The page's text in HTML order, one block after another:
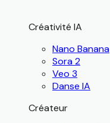
Créativité IA
Nano Banana
Sora 2
Veo 3
Danse IA
Créateur